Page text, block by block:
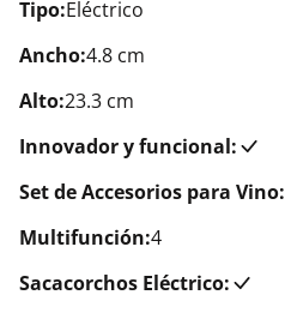
Tipo:Eléctrico
Ancho:4.8 cm
Alto:23.3 cm
Innovador y funcional:
Set de Accesorios para Vino:
Multifunción:4
Sacacorchos Eléctrico: